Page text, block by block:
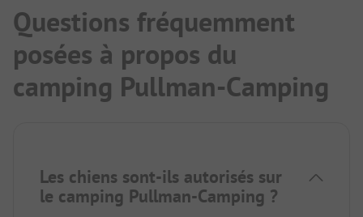
Questions fréquemment
posées à propos du
camping Pullman-Camping
Les chiens sont-ils autorisés sur
le camping Pullman-Camping ?